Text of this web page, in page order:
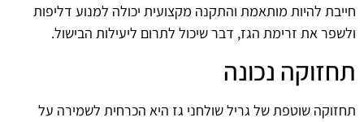
חייבת להיות מותאמת והתקנה מקצועית יכולה למנוע דליפות
ולשפר את זרימת הגז, דבר שיכול לתרום ליעילות הבישול.
תחזוקה נכונה
תחזוקה שוטפת של גריל שולחני גז היא הכרחית לשמירה על